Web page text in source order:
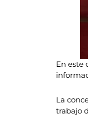
En este
La
trabajo